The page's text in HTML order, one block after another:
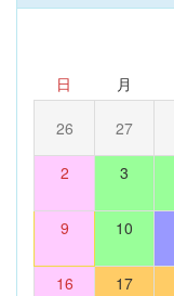
日 月
26 27
2 3
9 10
16 17